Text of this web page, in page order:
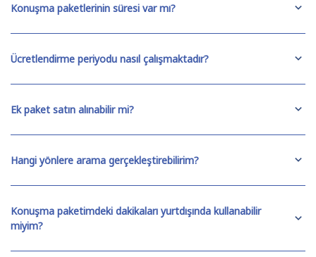
Konuşma paketlerinin süresi var mı?
Ücretlendirme periyodu nasıl çalışmaktadır?
Ek paket satın alınabilir mi?
Hangi yönlere arama gerçekleştirebilirim?
Konuşma paketimdeki dakikaları yurtdışında kullanabilir
miyim?